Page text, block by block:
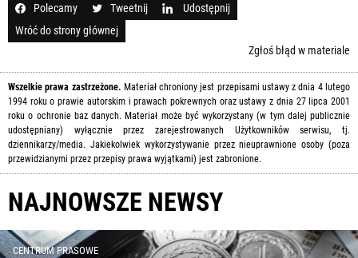
Polecamy Tweetnij
Udostępnij
Wróć do strony głównej
Zgłoś błąd w materiale
Wszelkie prawa zastrzeżone. Materiał chroniony jest przepisami ustawy z dnia 4 lutego
1994 roku o prawie autorskim i prawach pokrewnych oraz ustawy z dnia 27 lipca 2001
roku o ochronie baz danych. Materiał może być wykorzystany (w tym dalej publicznie
udostępniany) wyłącznie przez zarejestrowanych Użytkowników serwisu, tj.
dziennikarzy/media. Jakiekolwiek wykorzystywanie przez nieuprawnione osoby (poza
przewidzianymi przez przepisy prawa wyjątkami) jest zabronione.
NAJNOWSZE NEWSY
CENTRUM PRASOWE